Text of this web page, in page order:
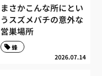
まさかこんな所にとい
うスズメバチの意外な
営巣場所
2026.07.14
蜂